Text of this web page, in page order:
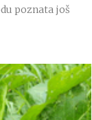
poznata još